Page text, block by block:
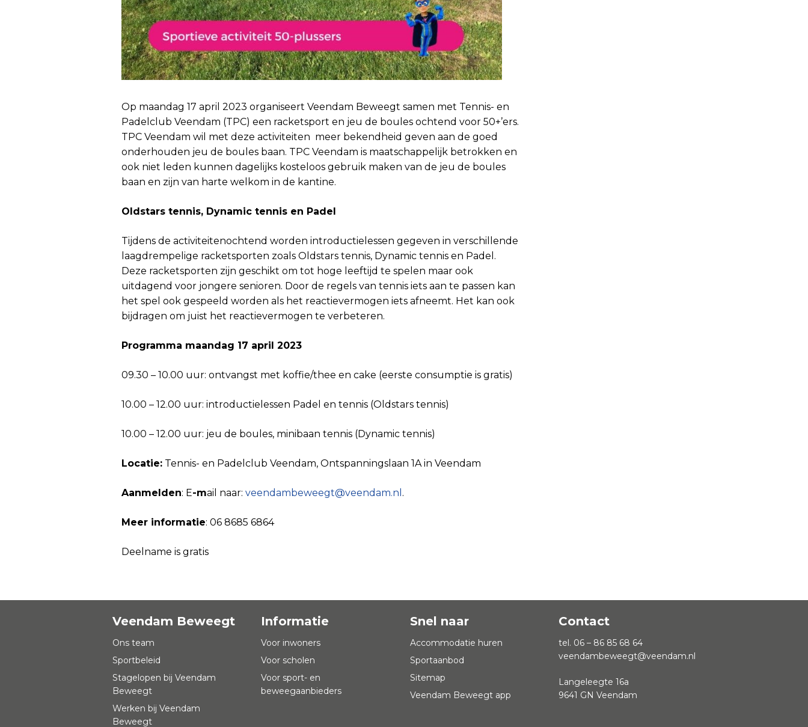
Op maandag 17 april 2023 organiseert Veendam Beweegt samen met Tennis- en
Padelclub Veendam (TPC) een racketsport en jeu de boules ochtend voor 50+’ers.
TPC Veendam wil met deze activiteiten meer bekendheid geven aan de goed
onderhouden jeu de boules baan. TPC Veendam is maatschappelijk betrokken en
ook niet leden kunnen dagelijks kosteloos gebruik maken van de jeu de boules
baan en zijn van harte welkom in de kantine.
Oldstars tennis, Dynamic tennis en Padel
Tijdens de activiteitenochtend worden introductielessen gegeven in verschillende
laagdrempelige racketsporten zoals Oldstars tennis, Dynamic tennis en Padel.
Deze racketsporten zijn geschikt om tot hoge leeftijd te spelen maar ook
uitdagend voor jongere senioren. Door de regels van tennis iets aan te passen kan
het spel ook gespeeld worden als het reactievermogen iets afneemt. Het kan ook
bijdragen om juist het reactievermogen te verbeteren.
Programma maandag 17 april 2023
09.30 – 10.00 uur: ontvangst met koffie/thee en cake (eerste consumptie is gratis)
10.00 – 12.00 uur: introductielessen Padel en tennis (Oldstars tennis)
10.00 – 12.00 uur: jeu de boules, minibaan tennis (Dynamic tennis)
Locatie: Tennis- en Padelclub Veendam, Ontspanningslaan 1A in Veendam
Aanmelden: E-mail naar: veendambeweegt@veendam.nl .
Meer informatie: 06 8685 6864
Deelname is gratis
Veendam Beweegt
Ons team
Sportbeleid
Stagelopen bij Veendam
Beweegt
Werken bij Veendam
Beweegt
Informatie
Voor inwoners
Voor scholen
Voor sport- en
beweegaanbieders
Snel naar
Accommodatie huren
Sportaanbod
Sitemap
Veendam Beweegt app
Contact
tel. 06 – 86 85 68 64
veendambeweegt@veendam.nl
Langeleegte 16a
9641 GN Veendam